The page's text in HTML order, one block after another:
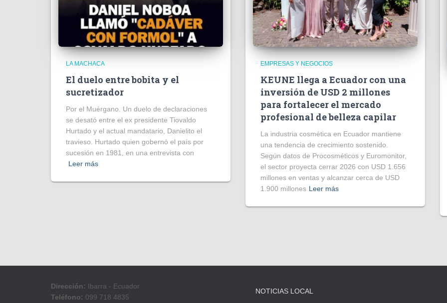
LA MACHACA
El duelo entre bobita y el
sucretizador
Por el Muérgano. Un duelo de declaraciones
se desató entre el ex presidente Tiovaldo
Hurtado y el actual mandatario, Danielito el
travieso. Hurtado quien gobernó el país por
sucesión en 1981, en una entrevista con
Leer más
EMPRESAS Y NEGOCIOS
KEUNE llega a Ecuador con una
inversión de USD 2 millones
para fortalecer el mercado
profesional de belleza capilar
La industria cosmética en Ecuador mantiene
una tendencia de crecimiento sostenido.
Según datos de Procosméticos y Euromonitor,
el sector proyecta cerrar 2026 con USD 1.656
millones en ventas y alcanzar cerca de USD
1.900 millones Leer más
Dirección: Ibarra - Ecuador
Teléfono: 099 718 4835
NOTICIAS LOCAL